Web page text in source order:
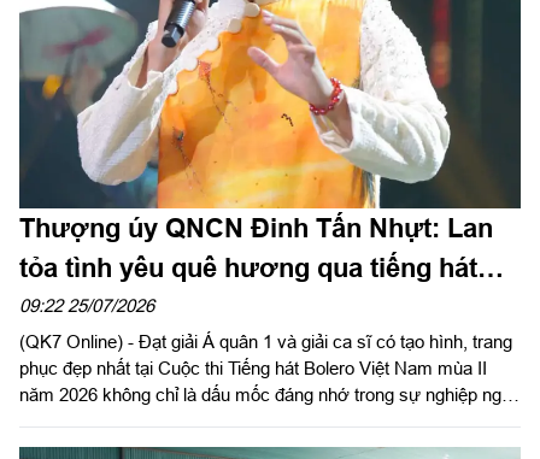
Thượng úy QNCN Đinh Tấn Nhựt: Lan
tỏa tình yêu quê hương qua tiếng hát
Bolero
09:22 25/07/2026
(QK7 Online) - Đạt giải Á quân 1 và giải ca sĩ có tạo hình, trang
phục đẹp nhất tại Cuộc thi Tiếng hát Bolero Việt Nam mùa II
năm 2026 không chỉ là dấu mốc đáng nhớ trong sự nghiệp nghệ
Văn công Quân khu 7, mà còn là niềm tự hào của những người